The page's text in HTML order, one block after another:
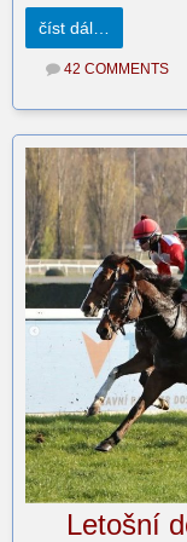
číst dál…
42 COMMENTS
Letošní